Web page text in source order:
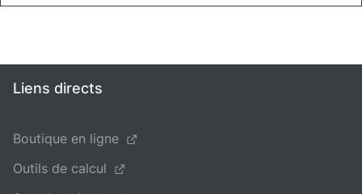
Liens directs
Boutique en ligne
Outils de calcul